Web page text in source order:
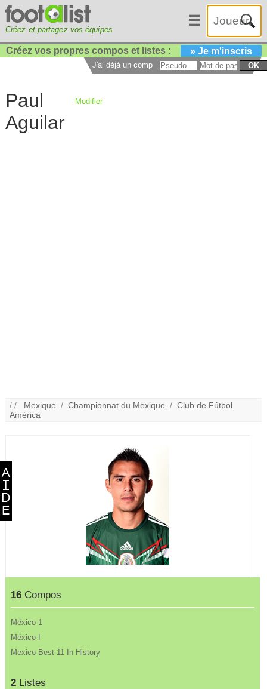
Créez et partagez vos équipes
☰
Créez vos propres compos et listes : » Je m'inscris
J'ai déjà un compte : OK
Paul
Aguilar
Modifier
/ / Mexique /Championnat du Mexique /Club de Fútbol
América
16 Compos
México 1
México I
Mexico Best 11 In History
2 Listes